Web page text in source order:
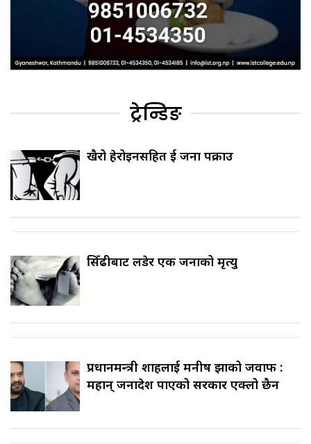
ट्रेन्डिङ
खैरो हेरोइनसहित दुई जना पक्राउ
सिँढीबाट लडेर एक जनाको मृत्यु
प्रधानमन्त्री शाहलाई मनीष झाको जवाफ :
महान् जनादेश पाएको सरकार एक्लो छैन